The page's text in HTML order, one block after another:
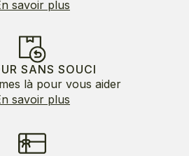
savoir plus
SANS SOUCI
là pour vous aider
savoir plus